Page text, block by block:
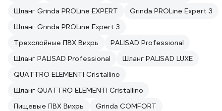
Шланг Grinda PROLine EXPERT
Grinda PROLine Expert 3
Шланг Grinda PROLine Expert 3
Трехслойные ПВХ Вихрь
PALISAD Professional
Шланг PALISAD Professional
Шланг PALISAD LUXE
QUATTRO ELEMENTI Cristallino
Шланг QUATTRO ELEMENTI Cristallino
Пищевые ПВХ Вихрь
Grinda COMFORT